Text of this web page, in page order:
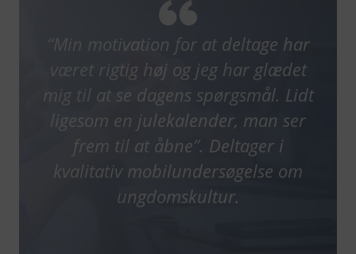
“Min motivation for at deltage har
været rigtig høj og jeg har glædet
mig til at se dagens spørgsmål. Lidt
ligesom en julekalender, man ser
frem til at åbne”. Deltager i
kvalitativ mobilundersøgelse om
ungdomskultur.